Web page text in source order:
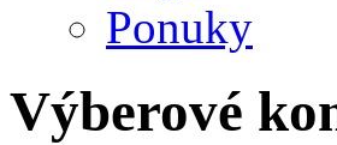
Ponuky
Výberové